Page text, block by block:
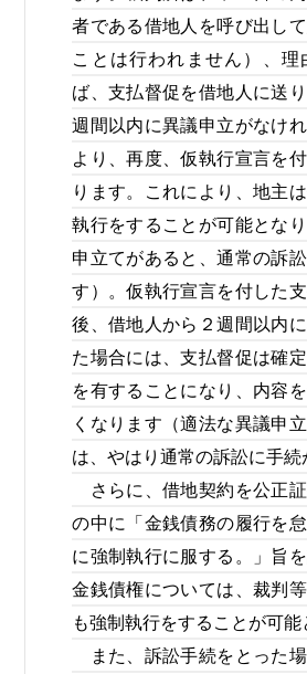
者である借地人を呼び出し
ことは行われません）、理
ば、支払督促を借地人に送
週間以内に異議申立がなけ
より、再度、仮執行宣言を
ります。これにより、地主
執行をすることが可能とな
申立てがあると、通常の訴
す）。仮執行宣言を付した
後、借地人から２週間以内
た場合には、支払督促は確
を有することになり、内容
くなります（適法な異議申
は、やはり通常の訴訟に手続
さらに、借地契約を公正
の中に「金銭債務の履行を
に強制執行に服する。」旨
金銭債権については、裁判
も強制執行をすることが可能
また、訴訟手続をとった